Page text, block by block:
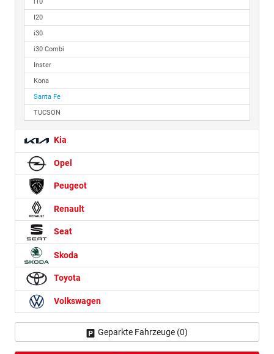
i10
I20
i30
i30 Combi
Inster
Kona
Santa Fe
TUCSON
Kia
Opel
Peugeot
Renault
Seat
Skoda
Toyota
Volkswagen
Geparkte Fahrzeuge (0)